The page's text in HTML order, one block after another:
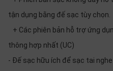
tận dụng bằng đế sạc tùy chọn.
+ Các phiên bản hỗ trợ ứng
thông hợp nhất (UC)
- Đế sạc hữu ích để sạc tai